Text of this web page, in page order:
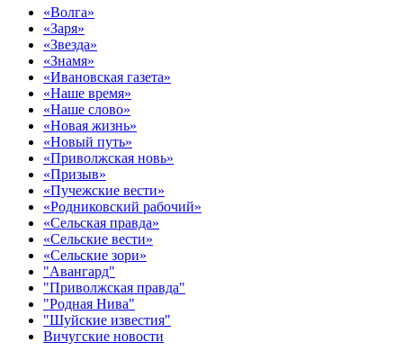
«Волга»
«Заря»
«Звезда»
«Знамя»
«Ивановская газета»
«Наше время»
«Наше слово»
«Новая жизнь»
«Новый путь»
«Приволжская новь»
«Призыв»
«Пучежские вести»
«Родниковский рабочий»
«Сельская правда»
«Сельские вести»
«Сельские зори»
"Авангард"
"Приволжская правда"
"Родная Нива"
"Шуйские известия"
Вичугские новости